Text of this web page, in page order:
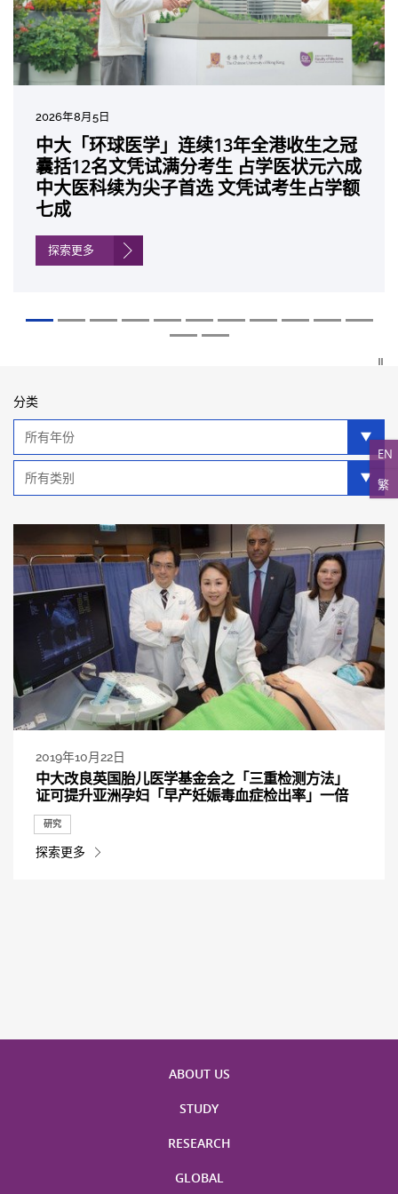
EN
繁
2026年8月5日
中大「环球医学」连续13年全港收生之冠
囊括12名文凭试满分考生 占学医状元六成
中大医科续为尖子首选 文凭试考生占学额
七成
探索更多
2026年7月10日
中大研发「AI-OCT」系统助测糖尿黄斑水
肿 假阳性转介个案锐减六成 缩短患者轮
候诊症时间
2026年7月10日
中大黄秀娟教授获颁中国工程界最高荣誉
「光华工程科技奖」 成为今届医药衞生领
域唯一香港学者
2026年7月7日
中大新设「香港中文大学凤凰奖学金」嘉
许公开试状元 鼓励学医状元走出课堂放眼
世界 装备21世纪妙手仁医
2026年6月29日
中大全新一站式PGT-Plus方案 精准辨识
传统检测中复杂基因异常「盲点」 降低人
工受孕流产及异常妊娠风险
2026年6月22日
中大发现青光眼治疗新靶点 小鼠实验证实
可恢复七成视力 有助开创崭新神经保护疗
法
2026年6月17日
中大成功拆解肝癌免疫治疗耐药性机制 揭
一种免疫细胞具「除废喂食」新功能助癌
细胞耐药性
2026年6月10日
中大与多名全球专家共同牵头跨国肺癌研
究 逾半晚期ALK阳性肺癌病人七年无恶化
因特定基因异常而引起的肺癌有望变成
「慢性病」 患者可与病共存
探索更多
2026年6月5日
中大教授陈重娥获颁「清野裕杰出领袖
奖」 成为本港首名学者荣膺亚洲糖尿病教
研最高荣誉
2026年6月2日
中大汇聚逾200位区域专家 探讨私人医疗
保险如何推动全民健康覆盖
探索更多
2026年5月19日
中大张源津医生成首位亚洲研究员 荣获国
际泌尿科权威奖项John K. Lattimer 讲座
奖
2026年5月14日
中大取得「从实验室到临床应用」研究突
破 初步证实GLP-1药物可改善严重中风康
复情况
分类
类
类
2019年10月22日
中大改良英国胎儿医学基金会之「三重检测方法」
证可提升亚洲孕妇「早产妊娠毒血症检出率」一倍
研究
探索更多
ABOUT US
STUDY
RESEARCH
GLOBAL